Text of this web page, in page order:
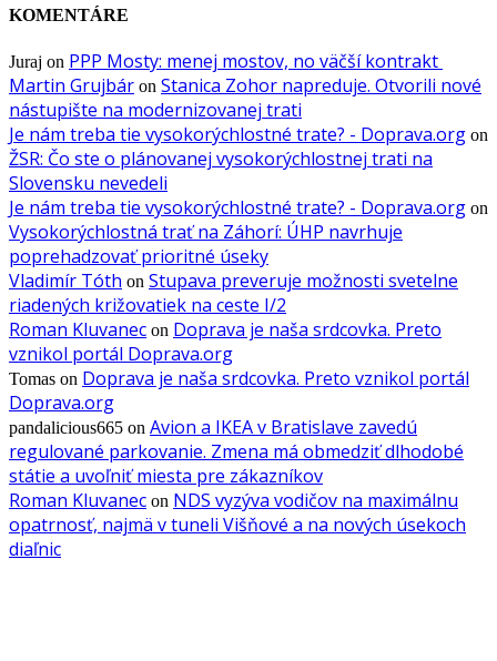
KOMENTÁRE
Juraj on PPP Mosty: menej mostov, no väčší kontrakt
Martin Grujbár on Stanica Zohor napreduje. Otvorili nové
nástupište na modernizovanej trati
Je nám treba tie vysokorýchlostné trate? - Doprava.org on
ŽSR: Čo ste o plánovanej vysokorýchlostnej trati na
Slovensku nevedeli
Je nám treba tie vysokorýchlostné trate? - Doprava.org on
Vysokorýchlostná trať na Záhorí: ÚHP navrhuje
poprehadzovať prioritné úseky
Vladimír Tóth on Stupava preveruje možnosti svetelne
riadených križovatiek na ceste I/2
Roman Kluvanec on Doprava je naša srdcovka. Preto
vznikol portál Doprava.org
Tomas on Doprava je naša srdcovka. Preto vznikol portál
Doprava.org
pandalicious665 on Avion a IKEA v Bratislave zavedú
regulované parkovanie. Zmena má obmedziť dlhodobé
státie a uvoľniť miesta pre zákazníkov
Roman Kluvanec on NDS vyzýva vodičov na maximálnu
opatrnosť, najmä v tuneli Višňové a na nových úsekoch
diaľnic